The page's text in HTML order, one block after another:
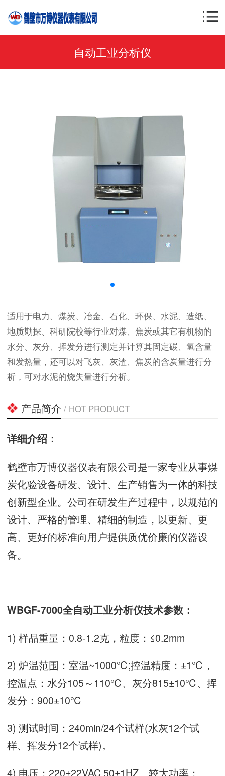
自动工业分析仪
适用于电力、煤炭、冶金、石化、环保、水泥、造纸、
地质勘探、科研院校等行业对煤、焦炭或其它有机物的
水分、灰分、挥发分进行测定并计算其固定碳、氢含量
和发热量，还可以对飞灰、灰渣、焦炭的含炭量进行分
析，可对水泥的烧失量进行分析。
产品简介 / HOT PRODUCT
详细介绍：
鹤壁市万博仪器仪表有限公司是一家专业从事煤
炭化验设备研发、设计、生产销售为一体的科技
创新型企业。公司在研发生产过程中，以规范的
设计、严格的管理、精细的制造，以更新、更
高、更好的标准向用户提供质优价廉的仪器设
备。
WBGF-7000全自动工业分析仪技术参数：
1) 样品重量：0.8-1.2克，粒度：≤0.2mm
2) 炉温范围：室温~1000℃;控温精度：±1℃，
控温点：水分105～110℃、灰分815±10℃、挥
发分：900±10℃
3) 测试时间：240min/24个试样(水灰12个试
样、挥发分12个试样)。
4) 电压：220±22VAC 50±1HZ、较大功率：